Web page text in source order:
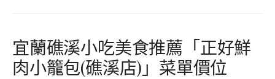
宜蘭礁溪小吃美食推薦「正好鮮
肉小籠包(礁溪店)」菜單價位